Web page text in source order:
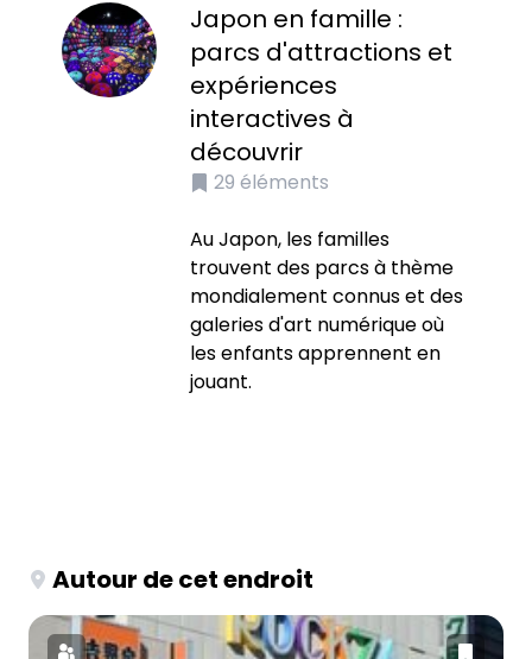
Japon en famille :
parcs d'attractions et
expériences
interactives à
découvrir
29 éléments
Au Japon, les familles
trouvent des parcs à thème
mondialement connus et des
galeries d'art numérique où
les enfants apprennent en
jouant.
Autour de cet endroit